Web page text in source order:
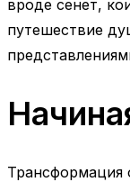
вроде сенет,
путешествие
Трансформация